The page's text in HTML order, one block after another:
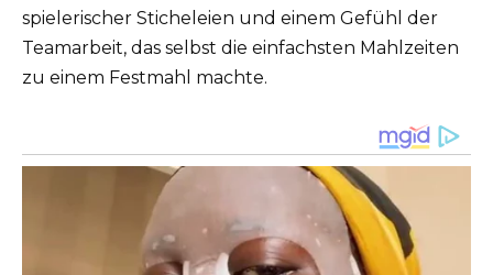
spielerischer Sticheleien und einem Gefühl der
Teamarbeit, das selbst die einfachsten Mahlzeiten
zu einem Festmahl machte.